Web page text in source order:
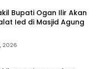
Bupati Ogan Ilir Akan
Ied di Masjid Agung
2026